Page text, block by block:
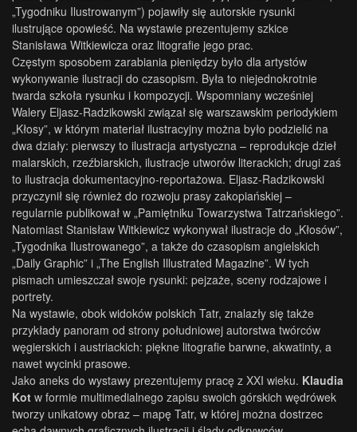
„Tygodniku Ilustrowanym”) pojawiły się autorskie rysunki
ilustrujące opowieść. Na wystawie prezentujemy szkice
Stanisława Witkiewicza oraz litografie jego prac.
Częstym sposobem zarabiania pieniędzy było dla artystów
wykonywanie ilustracji do czasopism. Była to niejednokrotnie
twarda szkoła rysunku i kompozycji. Wspomniany wcześniej
Walery Eljasz-Radzikowski związał się warszawskim periodykiem
„Kłosy”, w którym materiał ilustracyjny można było podzielić na
dwa działy: pierwszy to ilustracja artystyczna – reprodukcje dzieł
malarskich, rzeźbiarskich, ilustracje utworów literackich; drugi zaś
to ilustracja dokumentacyjno-reportażowa. Eljasz-Radzikowski
przyczynił się również do rozwoju prasy zakopiańskiej –
regularnie publikował w „Pamiętniku Towarzystwa Tatrzańskiego”.
Natomiast Stanisław Witkiewicz wykonywał ilustracje do „Kłosów”,
„Tygodnika Ilustrowanego”, a także do czasopism angielskich
„Daily Graphic” i „The English Illustrated Magazine”. W tych
pismach umieszczał swoje rysunki: pejzaże, sceny rodzajowe i
portrety.
Na wystawie, obok widoków polskich Tatr, znalazły się także
przykłady panoram od strony południowej autorstwa twórców
węgierskich i austriackich: piękne litografie barwne, akwatinty, a
nawet wycinki prasowe.
Jako aneks do wystawy prezentujemy pracę z XXI wieku. Klaudia
Kot w formie multimedialnego zapisu swoich górskich wędrówek
tworzy unikatowy obraz – mapę Tatr, w której można dostrzec